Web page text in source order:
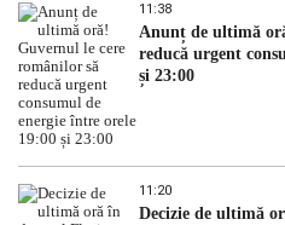
11:38
Anunț de ultimă
reducă urgent
și 23:00
11:20
Decizie de ultimă